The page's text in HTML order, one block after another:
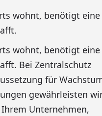
wohnt, benötigt eine
wohnt, benötigt eine
Bei Zentralschutz
für
gewährleisten
Unternehmen,